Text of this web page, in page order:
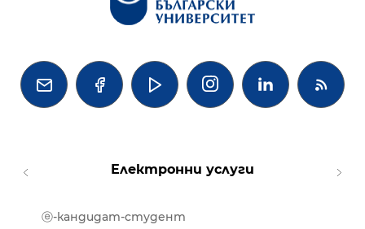
   
Електронни услуги
ⓔ-кандидат-студент